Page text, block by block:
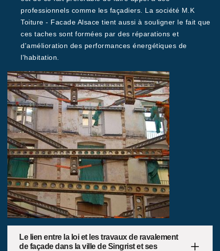
professionnels comme les façadiers. La société M.K
Toiture - Facade Alsace tient aussi à souligner le fait que
ces taches sont formées par des réparations et
d'amélioration des performances énergétiques de
l'habitation.
Le lien entre la loi et les travaux de ravalement
de façade dans la ville de Singrist et ses